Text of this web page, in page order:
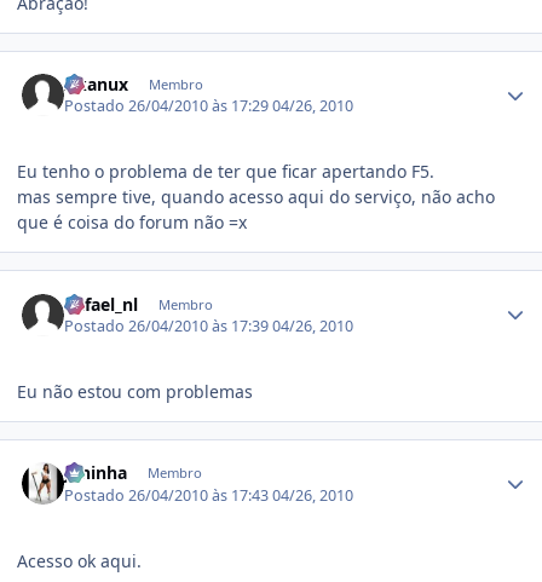
Akanux Membro
Postado26/04/2010 às 17:2904/26, 2010
Eu tenho o problema de ter que ficar apertando F5.
mas sempre tive, quando acesso aqui do serviço, não acho
que é coisa do forum não =x
Rafael_nl Membro
Postado26/04/2010 às 17:3904/26, 2010
Eu não estou com problemas
Janinha Membro
Postado26/04/2010 às 17:4304/26, 2010
Acesso ok aqui.